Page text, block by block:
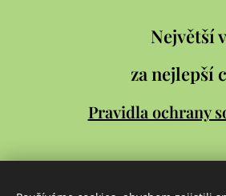
Největší
za nejlepší
Pravidla ochrany